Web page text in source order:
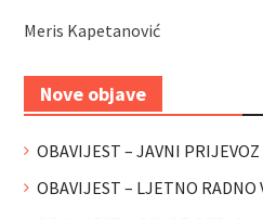
Meris Kapetanović
Nove objave
OBAVIJEST – JAVNI PRIJEVOZ
OBAVIJEST – LJETNO RADNO